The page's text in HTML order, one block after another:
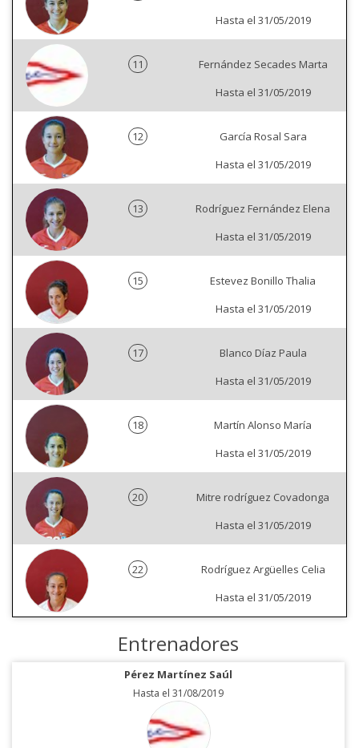
Hasta el 31/05/2019
11
Fernández Secades Marta
Hasta el 31/05/2019
12
García Rosal Sara
Hasta el 31/05/2019
13
Rodríguez Fernández Elena
Hasta el 31/05/2019
15
Estevez Bonillo Thalia
Hasta el 31/05/2019
17
Blanco Díaz Paula
Hasta el 31/05/2019
18
Martín Alonso María
Hasta el 31/05/2019
20
Mitre rodríguez Covadonga
Hasta el 31/05/2019
22
Rodríguez Argüelles Celia
Hasta el 31/05/2019
Entrenadores
Pérez Martínez Saúl
Hasta el 31/08/2019